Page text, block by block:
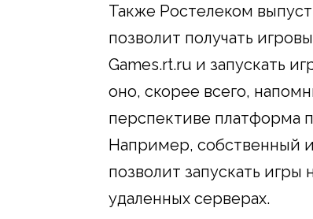
Также Ростелеком
позволит получать
Games.rt.ru и запускать
оно, скорее всего,
перспективе платформа
Например, собственный
позволит запускать игры
удаленных серверах.